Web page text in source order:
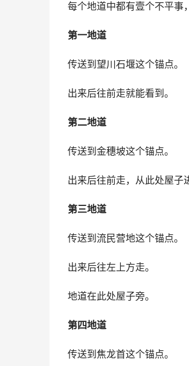
每个地道中都有壹个不平事
第一地道
传送到望川石堰这个锚点。
出来后往前走就能看到。
第二地道
传送到金穗坡这个锚点。
出来后往前走，从此处屋子
第三地道
传送到流民营地这个锚点。
出来后往左上方走。
地道在此处屋子旁。
第四地道
传送到焦龙首这个锚点。